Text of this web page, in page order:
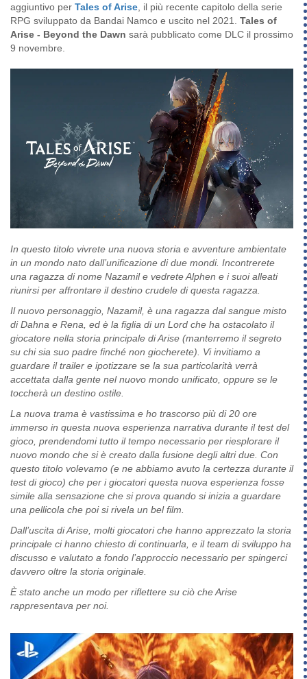
aggiuntivo per Tales of Arise, il più recente capitolo della serie
RPG sviluppato da Bandai Namco e uscito nel 2021. Tales of
Arise - Beyond the Dawn sarà pubblicato come DLC il prossimo
9 novembre.
In questo titolo vivrete una nuova storia e avventure ambientate
in un mondo nato dall’unificazione di due mondi. Incontrerete
una ragazza di nome Nazamil e vedrete Alphen e i suoi alleati
riunirsi per affrontare il destino crudele di questa ragazza.
Il nuovo personaggio, Nazamil, è una ragazza dal sangue misto
di Dahna e Rena, ed è la figlia di un Lord che ha ostacolato il
giocatore nella storia principale di Arise (manterremo il segreto
su chi sia suo padre finché non giocherete). Vi invitiamo a
guardare il trailer e ipotizzare se la sua particolarità verrà
accettata dalla gente nel nuovo mondo unificato, oppure se le
toccherà un destino ostile.
La nuova trama è vastissima e ho trascorso più di 20 ore
immerso in questa nuova esperienza narrativa durante il test del
gioco, prendendomi tutto il tempo necessario per riesplorare il
nuovo mondo che si è creato dalla fusione degli altri due. Con
questo titolo volevamo (e ne abbiamo avuto la certezza durante il
test di gioco) che per i giocatori questa nuova esperienza fosse
simile alla sensazione che si prova quando si inizia a guardare
una pellicola che poi si rivela un bel film.
Dall’uscita di Arise, molti giocatori che hanno apprezzato la storia
principale ci hanno chiesto di continuarla, e il team di sviluppo ha
discusso e valutato a fondo l’approccio necessario per spingerci
davvero oltre la storia originale.
È stato anche un modo per riflettere su ciò che Arise
rappresentava per noi.